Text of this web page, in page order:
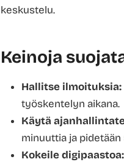
keskustelu.
Keinoja
Hallitse ilmoituksia:
työskentelyn aikana.
Käytä
minuuttia ja
Kokeile digipaastoa: